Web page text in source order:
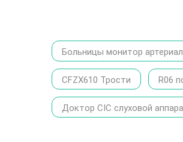
Больницы монитор
CFZX610 Трости R06
Доктор CIC слуховой